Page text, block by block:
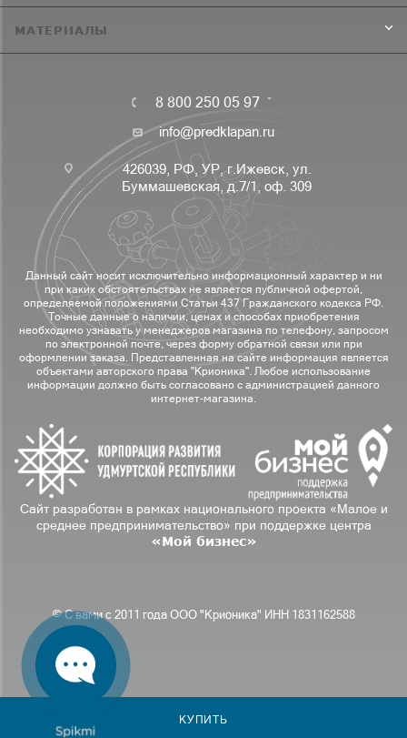
КУПИТЬ
МАТЕРИАЛЫ
8 800 250 05 97
info@predklapan.ru
426039, РФ, УР, г.Ижевск, ул.
Буммашевская, д.7/1, оф. 309
Данный сайт носит исключительно информационный характер и ни
при каких обстоятельствах не является публичной офертой,
определяемой положениями Статьи 437 Гражданского кодекса РФ.
Точные данные о наличии, ценах и способах приобретения
необходимо узнавать у менеджеров магазина по телефону, запросом
по электронной почте, через форму обратной связи или при
оформлении заказа. Представленная на сайте информация является
объектами авторского права "Крионика". Любое использование
информации должно быть согласовано с администрацией данного
интернет-магазина.
Сайт разработан в рамках национального проекта «Малое и
среднее предпринимательство» при поддержке центра
«Мой бизнес»
© С вами с 2011 года ООО "Крионика" ИНН 1831162588